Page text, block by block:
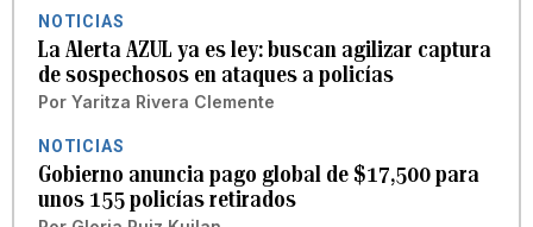
NOTICIAS
La Alerta AZUL ya es ley: buscan agilizar captura
de sospechosos en ataques a policías
Por Yaritza Rivera Clemente
NOTICIAS
Gobierno anuncia pago global de $17,500 para
unos 155 policías retirados